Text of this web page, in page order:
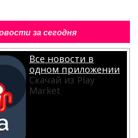
за сегодня
Все новости в
одном приложении
Скачай из Play
Market